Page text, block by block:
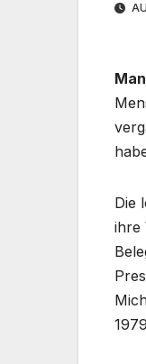
Die
ihre